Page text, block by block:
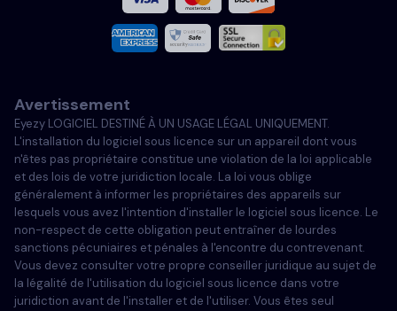
Français
Italiano
Portugais
Türkçe
Polski
Avertissement
Eyezy LOGICIEL DESTINÉ À UN USAGE LÉGAL UNIQUEMENT.
L'installation du logiciel sous licence sur un appareil dont vous
n'êtes pas propriétaire constitue une violation de la loi applicable
et des lois de votre juridiction locale. La loi vous oblige
généralement à informer les propriétaires des appareils sur
lesquels vous avez l'intention d'installer le logiciel sous licence. Le
non-respect de cette obligation peut entraîner de lourdes
sanctions pécuniaires et pénales à l'encontre du contrevenant.
Vous devez consulter votre propre conseiller juridique au sujet de
la légalité de l'utilisation du logiciel sous licence dans votre
juridiction avant de l'installer et de l'utiliser. Vous êtes seul